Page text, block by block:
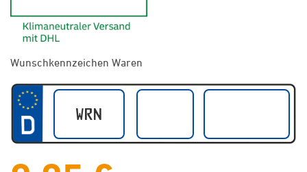
Wunschkennzeichen Waren